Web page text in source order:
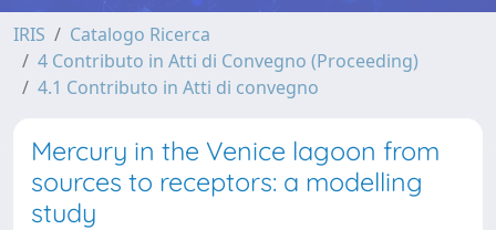
IRIS
Catalogo Ricerca
4 Contributo in Atti di Convegno (Proceeding)
4.1 Contributo in Atti di convegno
Mercury in the Venice lagoon from
sources to receptors: a modelling
study